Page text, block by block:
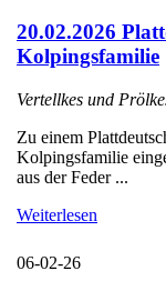
20.02.2026
Kolpingsfamilie
Vertellkes und
Zu einem
Kolpingsfamilie
aus der Feder ...
Weiterlesen
06-02-26